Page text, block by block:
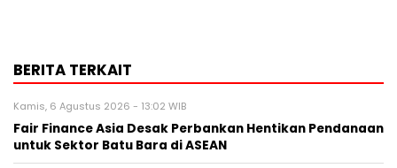
BERITA TERKAIT
Kamis, 6 Agustus 2026 - 13:02 WIB
Fair Finance Asia Desak Perbankan Hentikan Pendanaan
untuk Sektor Batu Bara di ASEAN